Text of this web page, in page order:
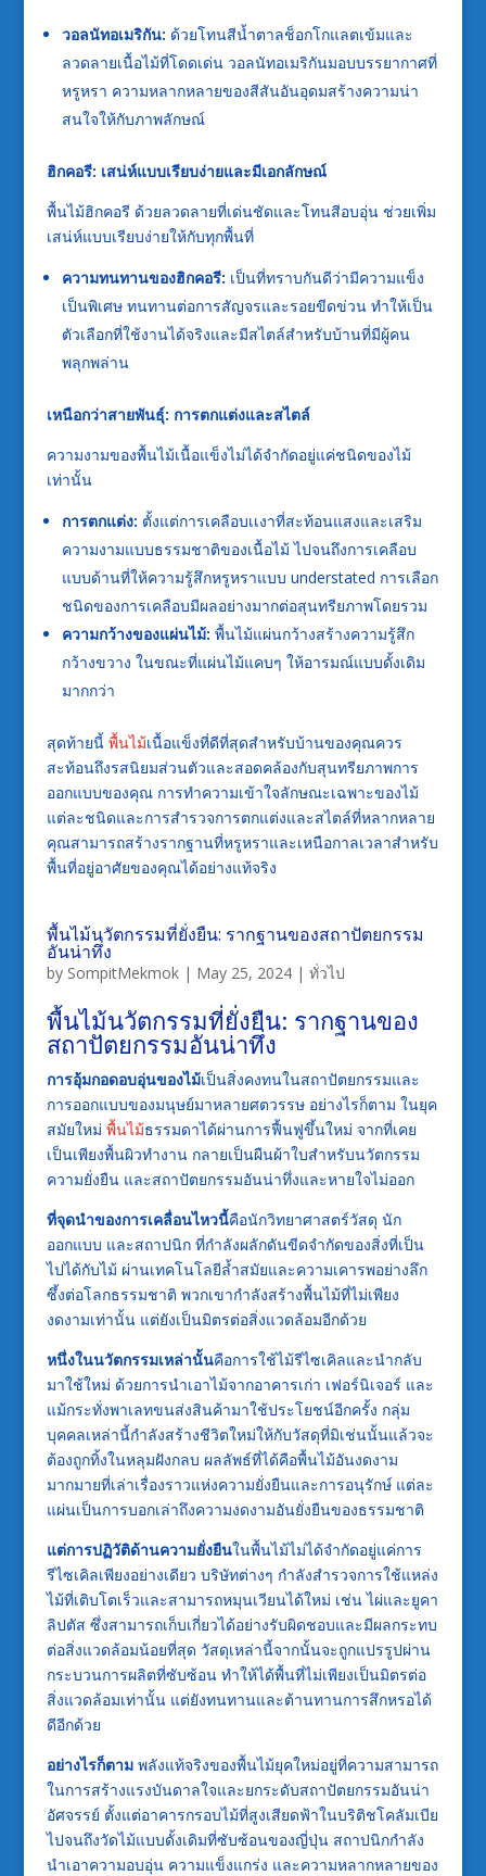
วอลนัทอเมริกัน: ด้วยโทนสีน้ำตาลช็อกโกแลตเข้มและ
ลวดลายเนื้อไม้ที่โดดเด่น วอลนัทอเมริกันมอบบรรยากาศที่
หรูหรา ความหลากหลายของสีสันอันอุดมสร้างความน่า
สนใจให้กับภาพลักษณ์
ฮิกคอรี: เสน่ห์แบบเรียบง่ายและมีเอกลักษณ์
พื้นไม้ฮิกคอรี ด้วยลวดลายที่เด่นชัดและโทนสีอบอุ่น ช่วยเพิ่ม
เสน่ห์แบบเรียบง่ายให้กับทุกพื้นที่
ความทนทานของฮิกคอรี: เป็นที่ทราบกันดีว่ามีความแข็ง
เป็นพิเศษ ทนทานต่อการสัญจรและรอยขีดข่วน ทำให้เป็น
ตัวเลือกที่ใช้งานได้จริงและมีสไตล์สำหรับบ้านที่มีผู้คน
พลุกพล่าน
เหนือกว่าสายพันธุ์: การตกแต่งและสไตล์
ความงามของพื้นไม้เนื้อแข็งไม่ได้จำกัดอยู่แค่ชนิดของไม้
เท่านั้น
การตกแต่ง: ตั้งแต่การเคลือบเเงาที่สะท้อนแสงและเสริม
ความงามแบบธรรมชาติของเนื้อไม้ ไปจนถึงการเคลือบ
แบบด้านที่ให้ความรู้สึกหรูหราแบบ understated การเลือก
ชนิดของการเคลือบมีผลอย่างมากต่อสุนทรียภาพโดยรวม
ความกว้างของแผ่นไม้: พื้นไม้แผ่นกว้างสร้างความรู้สึก
กว้างขวาง ในขณะที่แผ่นไม้แคบๆ ให้อารมณ์แบบดั้งเดิม
มากกว่า
สุดท้ายนี้ พื้นไม้เนื้อแข็งที่ดีที่สุดสำหรับบ้านของคุณควร
สะท้อนถึงรสนิยมส่วนตัวและสอดคล้องกับสุนทรียภาพการ
ออกแบบของคุณ การทำความเข้าใจลักษณะเฉพาะของไม้
แต่ละชนิดและการสำรวจการตกแต่งและสไตล์ที่หลากหลาย
คุณสามารถสร้างรากฐานที่หรูหราและเหนือกาลเวลาสำหรับ
พื้นที่อยู่อาศัยของคุณได้อย่างแท้จริง
พื้นไม้นวัตกรรมที่ยั่งยืน: รากฐานของสถาปัตยกรรม
อันน่าทึ่ง
by SompitMekmok| May 25, 2024| ทั่วไป
พื้นไม้นวัตกรรมที่ยั่งยืน: รากฐานของ
สถาปัตยกรรมอันน่าทึ่ง
การอุ้มกอดอบอุ่นของไม้เป็นสิ่งคงทนในสถาปัตยกรรมและ
การออกแบบของมนุษย์มาหลายศตวรรษ อย่างไรก็ตาม ในยุค
สมัยใหม่ พื้นไม้ธรรมดาได้ผ่านการฟื้นฟูขึ้นใหม่ จากที่เคย
เป็นเพียงพื้นผิวทำงาน กลายเป็นผืนผ้าใบสำหรับนวัตกรรม
ความยั่งยืน และสถาปัตยกรรมอันน่าทึ่งและหายใจไม่ออก
ที่จุดนำของการเคลื่อนไหวนี้คือนักวิทยาศาสตร์วัสดุ นัก
ออกแบบ และสถาปนิก ที่กำลังผลักดันขีดจำกัดของสิ่งที่เป็น
ไปได้กับไม้ ผ่านเทคโนโลยีล้ำสมัยและความเคารพอย่างลึก
ซึ้งต่อโลกธรรมชาติ พวกเขากำลังสร้างพื้นไม้ที่ไม่เพียง
งดงามเท่านั้น แต่ยังเป็นมิตรต่อสิ่งแวดล้อมอีกด้วย
หนึ่งในนวัตกรรมเหล่านั้นคือการใช้ไม้รีไซเคิลและนำกลับ
มาใช้ใหม่ ด้วยการนำเอาไม้จากอาคารเก่า เฟอร์นิเจอร์ และ
แม้กระทั่งพาเลทขนส่งสินค้ามาใช้ประโยชน์อีกครั้ง กลุ่ม
บุคคลเหล่านี้กำลังสร้างชีวิตใหม่ให้กับวัสดุที่มิเช่นนั้นแล้วจะ
ต้องถูกทิ้งในหลุมฝังกลบ ผลลัพธ์ที่ได้คือพื้นไม้อันงดงาม
มากมายที่เล่าเรื่องราวแห่งความยั่งยืนและการอนุรักษ์ แต่ละ
แผ่นเป็นการบอกเล่าถึงความงดงามอันยั่งยืนของธรรมชาติ
แต่การปฏิวัติด้านความยั่งยืนในพื้นไม้ไม่ได้จำกัดอยู่แค่การ
รีไซเคิลเพียงอย่างเดียว บริษัทต่างๆ กำลังสำรวจการใช้แหล่ง
ไม้ที่เติบโตเร็วและสามารถหมุนเวียนได้ใหม่ เช่น ไผ่และยูคา
ลิปตัส ซึ่งสามารถเก็บเกี่ยวได้อย่างรับผิดชอบและมีผลกระทบ
ต่อสิ่งแวดล้อมน้อยที่สุด วัสดุเหล่านี้จากนั้นจะถูกแปรรูปผ่าน
กระบวนการผลิตที่ซับซ้อน ทำให้ได้พื้นที่ไม่เพียงเป็นมิตรต่อ
สิ่งแวดล้อมเท่านั้น แต่ยังทนทานและต้านทานการสึกหรอได้
ดีอีกด้วย
อย่างไรก็ตามพลังแท้จริงของพื้นไม้ยุคใหม่อยู่ที่ความสามารถ
ในการสร้างแรงบันดาลใจและยกระดับสถาปัตยกรรมอันน่า
อัศจรรย์ ตั้งแต่อาคารกรอบไม้ที่สูงเสียดฟ้าในบริติชโคลัมเบีย
ไปจนถึงวัดไม้แบบดั้งเดิมที่ซับซ้อนของญี่ปุ่น สถาปนิกกำลัง
นำเอาความอบอุ่น ความแข็งแกร่ง และความหลากหลายของ